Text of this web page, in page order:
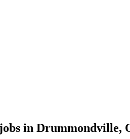
in Drummondville,